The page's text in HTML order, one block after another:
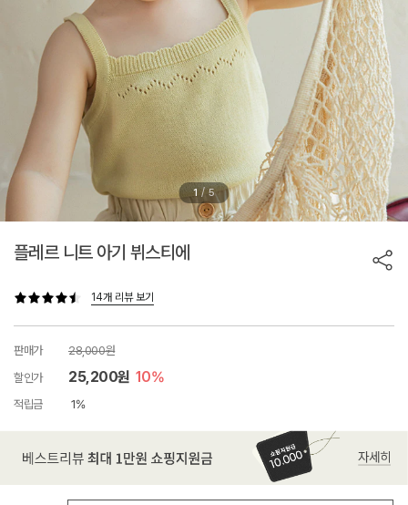
1 / 5
플레르 니트 아기 뷔스티에
14개 리뷰 보기
판매가
28,000원
할인가
25,200원 10%
적립금 1%